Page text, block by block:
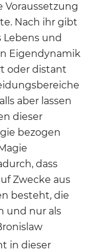
Nach ihr gibt
Lebens und
Eigendynamik
oder distant
aber lassen
dieser
bezogen
dass
Zwecke aus
besteht, die
und nur als
in dieser